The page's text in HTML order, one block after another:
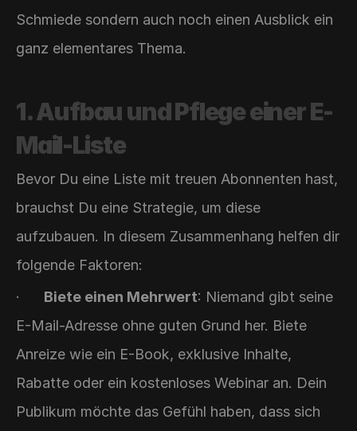
Schmiede sondern auch noch einen Ausblick ein
ganz elementares Thema.
1. Aufbau und Pflege einer E-
Mail-Liste
Bevor Du eine Liste mit treuen Abonnenten hast,
brauchst Du eine Strategie, um diese
aufzubauen. In diesem Zusammenhang helfen dir
folgende Faktoren:
· Biete einen Mehrwert: Niemand gibt seine
E-Mail-Adresse ohne guten Grund her. Biete
Anreize wie ein E-Book, exklusive Inhalte,
Rabatte oder ein kostenloses Webinar an. Dein
Publikum möchte das Gefühl haben, dass sich